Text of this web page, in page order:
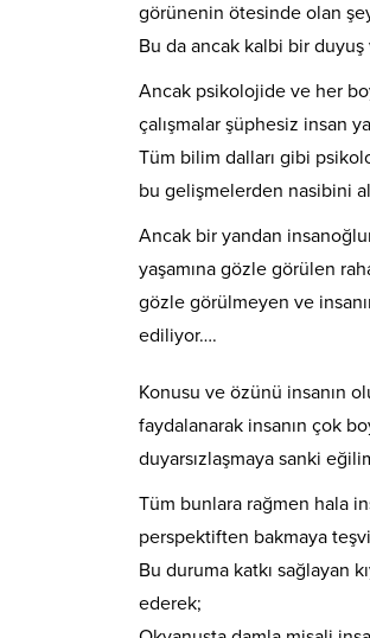
görünenin ötesinde olan
Bu da ancak kalbi bir
Ancak psikolojide ve her
çalışmalar şüphesiz insan
Tüm bilim dalları gibi
bu gelişmelerden nasibini
Ancak bir yandan
yaşamına gözle görülen
gözle görülmeyen ve
ediliyor….
Konusu ve özünü insanın
faydalanarak insanın çok
duyarsızlaşmaya sanki
Tüm bunlara rağmen hala
perspektiften bakmaya
Bu duruma katkı sağlayan
ederek;